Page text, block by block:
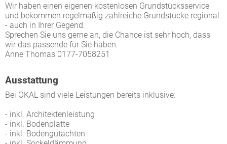
Wir haben einen eigenen kostenlosen Grundstücksservice
und bekommen regelmäßig zahlreiche Grundstücke regional.
- auch in Ihrer Gegend.
Sprechen Sie uns gerne an, die Chance ist sehr hoch, dass
wir das passende für Sie haben.
Anne Thomas 0177-7058251
Ausstattung
Bei OKAL sind viele Leistungen bereits inklusive:
- inkl. Architektenleistung
- inkl. Bodenplatte
- inkl. Bodengutachten